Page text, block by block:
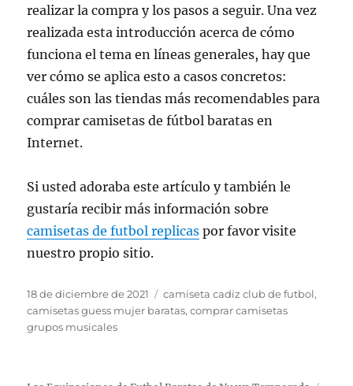
realizar la compra y los pasos a seguir. Una vez
realizada esta introducción acerca de cómo
funciona el tema en líneas generales, hay que
ver cómo se aplica esto a casos concretos:
cuáles son las tiendas más recomendables para
comprar camisetas de fútbol baratas en
Internet.
Si usted adoraba este artículo y también le
gustaría recibir más información sobre
camisetas de futbol replicas por favor visite
nuestro propio sitio.
Publicado
el
18 de diciembre de 2021 Etiquetas
camiseta cadiz club de futbol,
camisetas guess mujer baratas,comprar camisetas
grupos musicales